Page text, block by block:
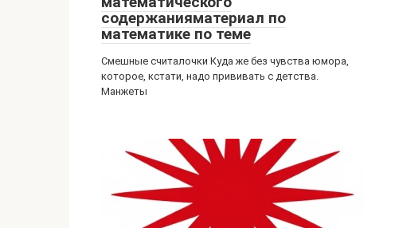
содержанияматериал по
математике по теме
Смешные считалочки Куда же без чувства юмора,
которое, кстати, надо прививать с детства.
Манжеты